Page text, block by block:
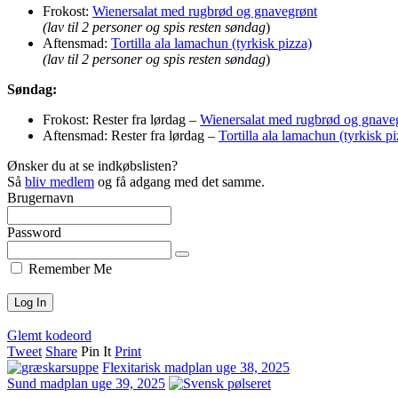
Frokost: Wienersalat med rugbrød og gnavegrønt
(lav til 2 personer og spis resten søndag)
Aftensmad: Tortilla ala lamachun (tyrkisk pizza)
(lav til 2 personer og spis resten søndag)
Søndag:
Frokost: Rester fra lørdag – Wienersalat med rugbrød og
Aftensmad: Rester fra lørdag – Tortilla ala lamachun (tyrkisk
Ønsker du at se indkøbslisten?
Så bliv medlem og få adgang med det samme.
Brugernavn
Password
Remember Me
Glemt kodeord
Tweet Share Pin It Print
Flexitarisk madplan uge 38, 2025
Sund madplan uge 39, 2025